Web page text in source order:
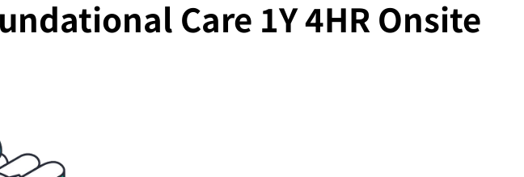
是空的
Care 1Y 4HR Onsite